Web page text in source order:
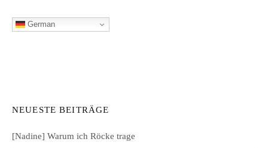
German
NEUESTE BEITRÄGE
[Nadine] Warum ich Röcke trage